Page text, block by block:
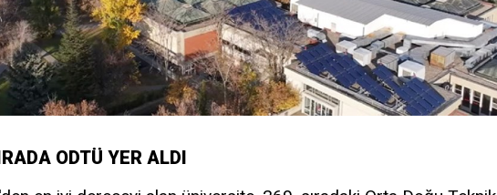
ODTÜ YER ALDI